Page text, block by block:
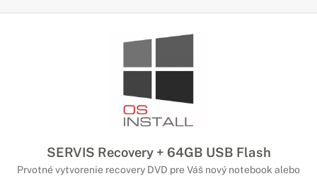
SERVIS Recovery + 64GB USB Flash
Prvotné vytvorenie recovery DVD pre Váš nový notebook alebo